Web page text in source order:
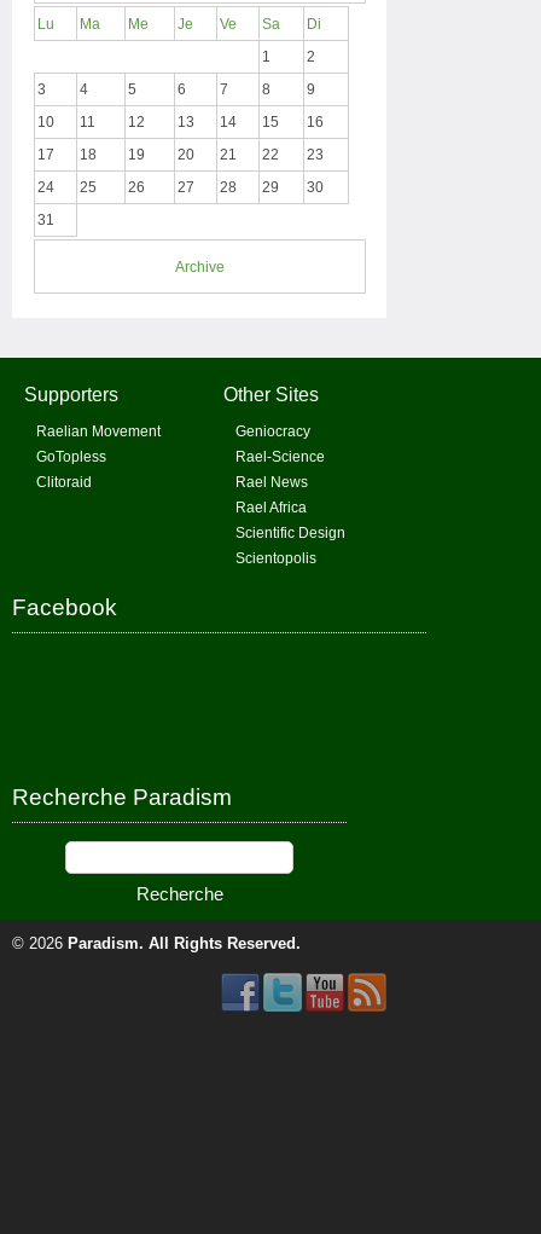
Lu Ma Me Je Ve Sa
Di
1
2
3
4 5 6 7 8
9
10
11 12 13 14 15
16
17
18 19 20 21 22
23
24
25 26 27 28 29
30
31
Archive
Supporters
Raelian Movement
GoTopless
Clitoraid
Other Sites
Geniocracy
Rael-Science
Rael News
Rael Africa
Scientific Design
Scientopolis
Facebook
Recherche Paradism
© 2026 Paradism. All Rights Reserved.